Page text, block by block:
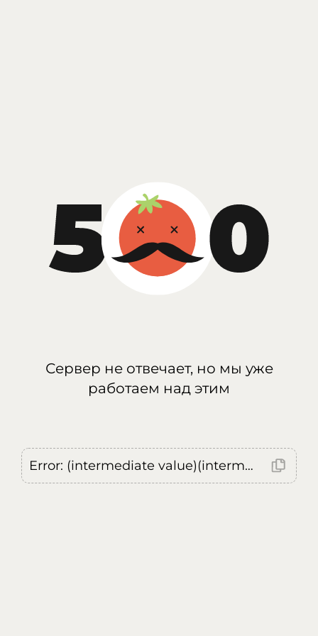
Сервер не отвечает, но мы уже
работаем над этим
Error: (intermediate value)(intermediate value)(intermediate value).replaceAll is not a function